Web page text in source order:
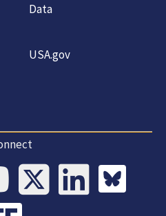
Data
USA.gov